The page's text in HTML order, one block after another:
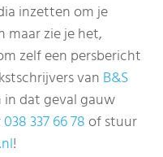
inzetten om je
maar zie je het,
zelf een persbericht
van B&S
in dat geval gauw
038 337 66 78of stuur
!